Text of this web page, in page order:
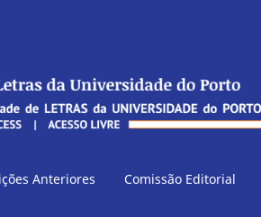
Anteriores Comissão Editorial